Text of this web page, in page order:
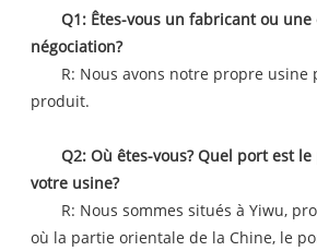
Q1: Êtes-vous un fabricant ou
négociation?
R: Nous avons notre propre usine
produit.
Q2: Où êtes-vous? Quel port est
votre usine?
R: Nous sommes situés à Yiwu,
où la partie orientale de la Chine, le